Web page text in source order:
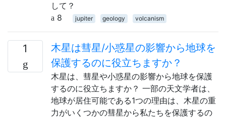
して？
8
jupiter geology volcanism
1
木星は彗星/小惑星の影響から地球を
保護するのに役立ちますか？
木星は、彗星や小惑星の影響から地球を保護
するのに役立ちますか？ 一部の天文学者は、
地球が居住可能である1つの理由は、木星の重
力がいくつかの彗星から私たちを保護するの